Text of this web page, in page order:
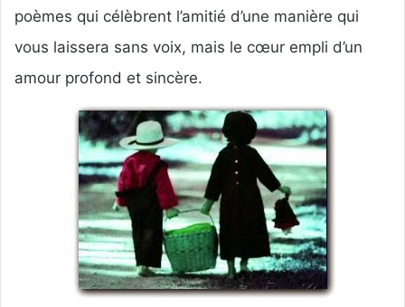
poèmes qui célèbrent l’amitié d’une manière qui
vous laissera sans voix, mais le cœur empli d’un
amour profond et sincère.